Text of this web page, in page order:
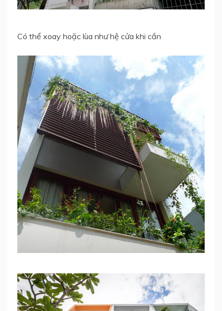
Có thể xoay hoặc lùa như hệ cửa khi cần